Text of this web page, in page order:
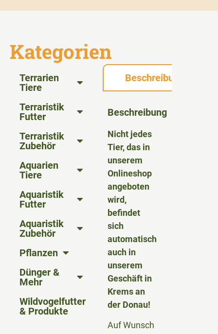
Kategorien
Terrarien
Tiere
Terraristik
Futter
Terraristik
Zubehör
Aquarien
Tiere
Aquaristik
Futter
Aquaristik
Zubehör
Pflanzen
Dünger &
Mehr
Wildvogelfutter
& Produkte
Beschreibung
Beschreibung
Nicht jedes
Tier, das in
unserem
Onlineshop
angeboten
wird,
befindet
sich
automatisch
auch in
unserem
Geschäft in
Krems an
der Donau!
Auf Wunsch